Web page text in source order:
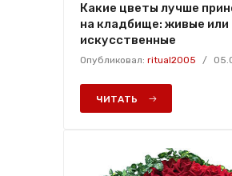
Какие цветы лучше
на кладбище: живые или
искусственные
Опубликовал: ritual2005 /
ЧИТАТЬ